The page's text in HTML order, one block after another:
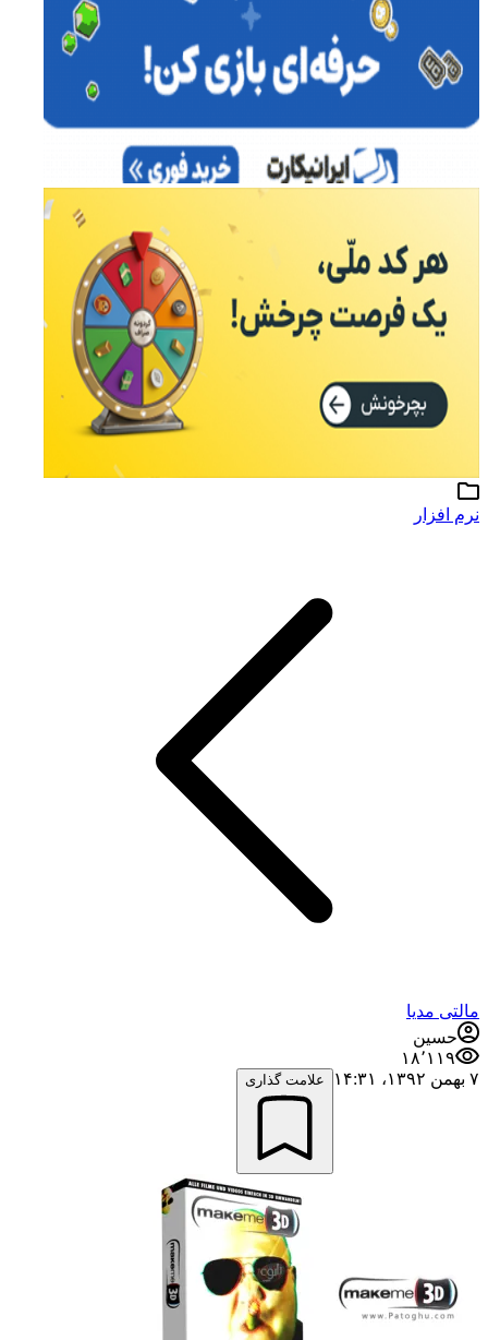
نرم افزار
مالتی مدیا
حسین
۱۸٬۱۱۹
۷ بهمن ۱۳۹۲،‏ ۱۴:۳۱
علامت گذاری